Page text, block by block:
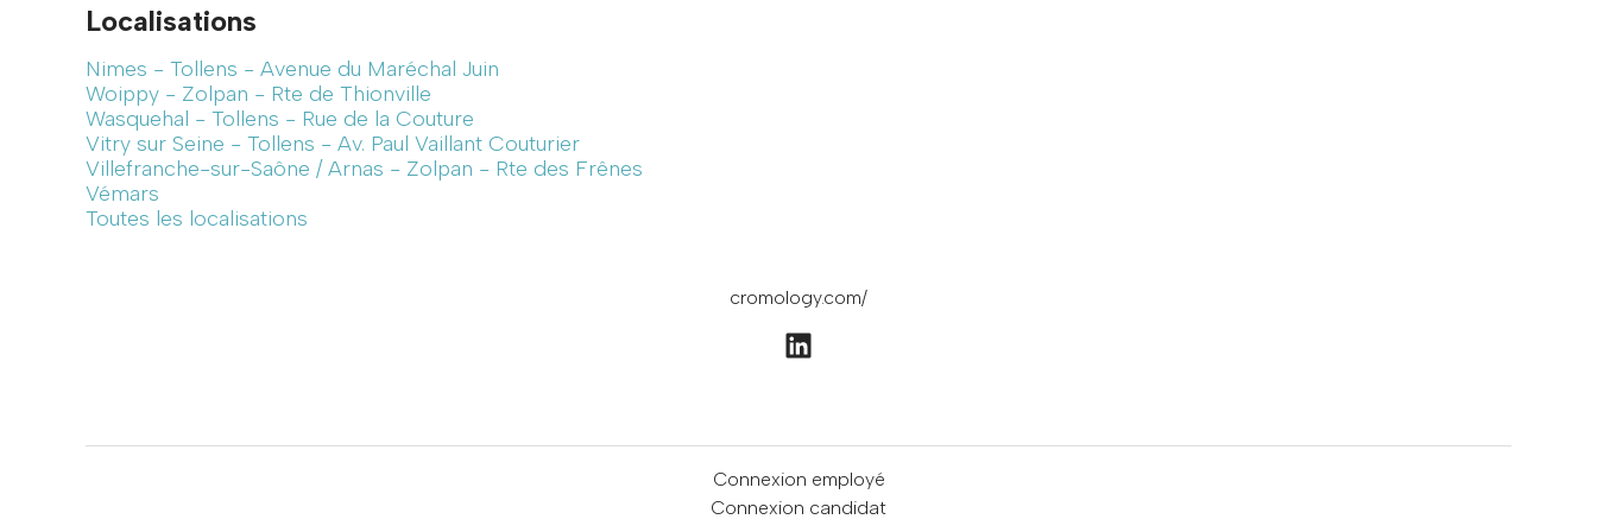
Localisations
Nimes - Tollens - Avenue du Maréchal Juin
Woippy - Zolpan - Rte de Thionville
Wasquehal - Tollens - Rue de la Couture
Vitry sur Seine - Tollens - Av. Paul Vaillant Couturier
Villefranche-sur-Saône / Arnas - Zolpan - Rte des Frênes
Vémars
Toutes les localisations
cromology.com/
Connexion employé
Connexion candidat